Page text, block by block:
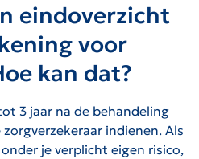
eindoverzicht
voor
kan dat?
3 jaar na de behandeling
indienen. Als
je verplicht eigen risico,